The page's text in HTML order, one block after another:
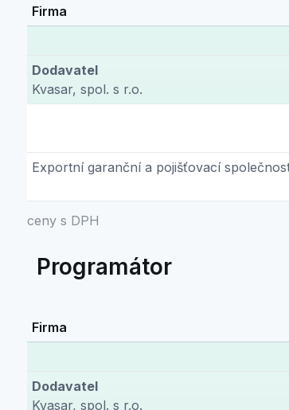
ceny s DPH
Firma
Dodavatel
Kvasar, spol. s r.o.
Exportní garanční a pojišťovací
Programátor
Firma
Dodavatel
Kvasar, spol. s r.o.